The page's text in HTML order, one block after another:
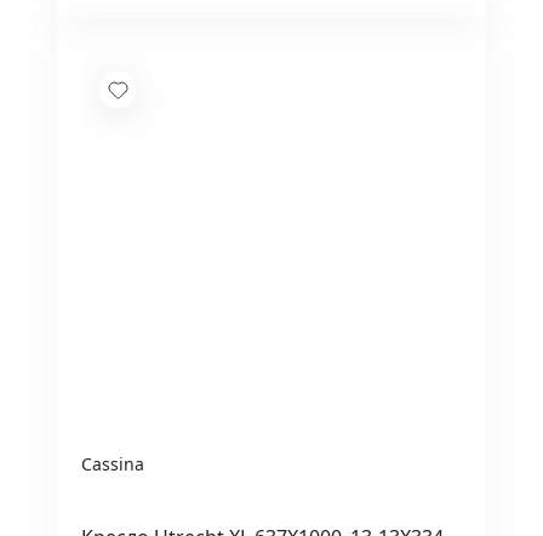
Cassina